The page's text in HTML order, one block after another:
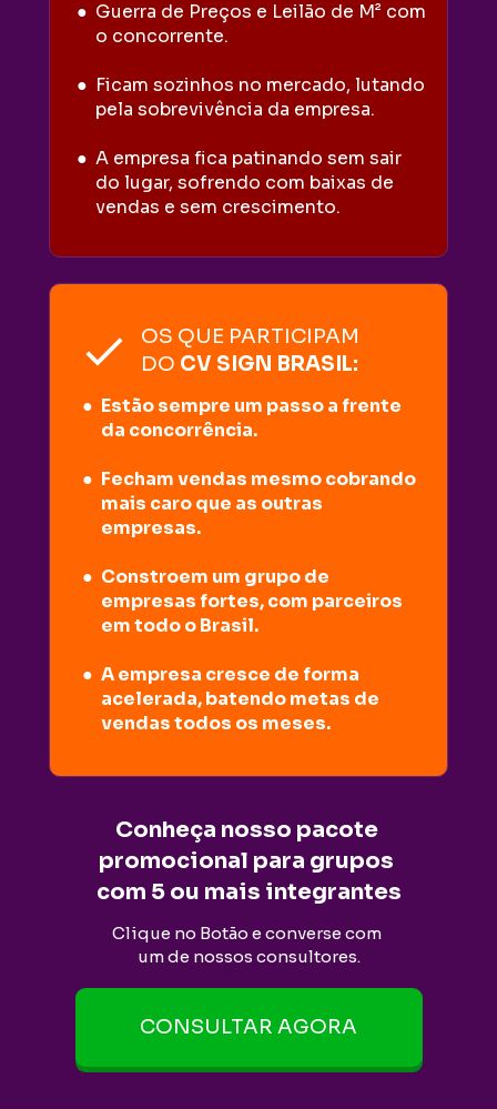
OS QUE PARTICIPAM
DO CV SIGN BRASIL:
Guerra de Preços e Leilão de M² com
o concorrente.
Ficam sozinhos no mercado, lutando
pela sobrevivência da empresa.
A empresa fica patinando sem sair
do lugar, sofrendo com baixas de
vendas e sem crescimento.
Estão sempre um passo a frente
da concorrência.
Fecham vendas mesmo cobrando
mais caro que as outras
empresas.
Constroem um grupo de
empresas fortes, com parceiros
em todo o Brasil.
A empresa cresce de forma
acelerada, batendo metas de
vendas todos os meses.​
Conheça nosso pacote
promocional para grupos
com 5 ou mais integrantes
CONSULTAR AGORA
Clique no Botão e converse com
um de nossos consultores.